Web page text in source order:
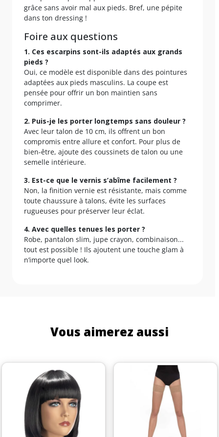
grâce sans avoir mal aux pieds. Bref, une pépite
dans ton dressing !
Foire aux questions
1. Ces escarpins sont-ils adaptés aux grands
pieds ?
Oui, ce modèle est disponible dans des pointures
adaptées aux pieds masculins. La coupe est
pensée pour offrir un bon maintien sans
comprimer.
2. Puis-je les porter longtemps sans douleur ?
Avec leur talon de 10 cm, ils offrent un bon
compromis entre allure et confort. Pour plus de
bien-être, ajoute des coussinets de talon ou une
semelle intérieure.
3. Est-ce que le vernis s’abîme facilement ?
Non, la finition vernie est résistante, mais comme
toute chaussure à talons, évite les surfaces
rugueuses pour préserver leur éclat.
4. Avec quelles tenues les porter ?
Robe, pantalon slim, jupe crayon, combinaison...
tout est possible ! Ils ajoutent une touche glam à
n’importe quel look.
Vous aimerez aussi